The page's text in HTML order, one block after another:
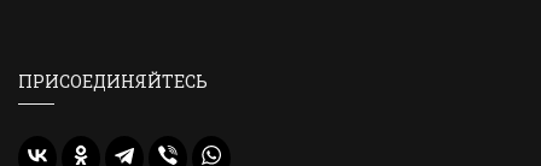
ПРИСОЕДИНЯЙТЕСЬ